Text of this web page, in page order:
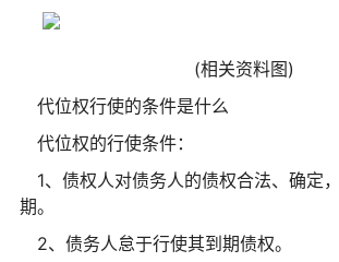
(相关资料图)
代位权行使的条件是什么
代位权的行使条件：
1、债权人对债务人的债权合法、确定
期。
2、债务人怠于行使其到期债权。